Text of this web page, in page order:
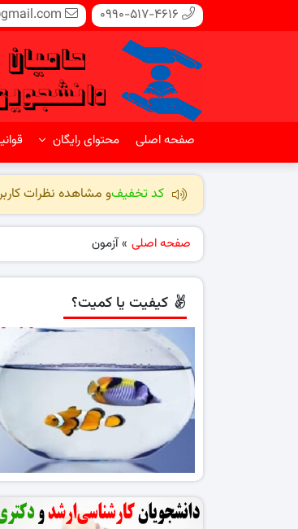
0990-517-4616
صفحه اصلی محتوای رایگان
کد تخفیفو مشاهده نظرات
صفحه اصلی » آزمون
کیفیت یا کمیت؟